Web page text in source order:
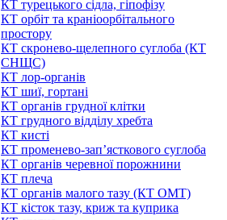
КТ турецького сідла, гіпофізу
КТ орбіт та краніоорбітального
простору
КТ скронево-щелепного суглоба (КТ
СНЩС)
КТ лор-органів
КТ шиї, гортані
КТ органів грудної клітки
КТ грудного відділу хребта
КТ кисті
КТ променево-зап’ясткового суглоба
КТ органів черевної порожнини
КТ плеча
КТ органів малого тазу (КТ ОМТ)
КТ кісток тазу, криж та куприка